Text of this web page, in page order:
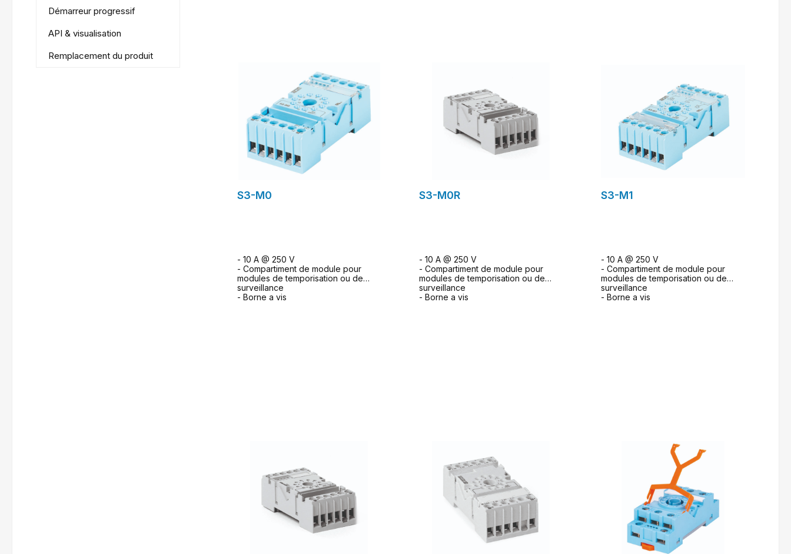
Démarreur progressif
API & visualisation
Remplacement du produit
S3-M0
- 10 A @ 250 V
- Compartiment de module pour
modules de temporisation ou de
surveillance
- Borne a vis
S3-M0R
- 10 A @ 250 V
- Compartiment de module pour
modules de temporisation ou de
surveillance
- Borne a vis
S3-M1
- 10 A @ 250 V
- Compartiment de module pour
modules de temporisation ou de
surveillance
- Borne a vis